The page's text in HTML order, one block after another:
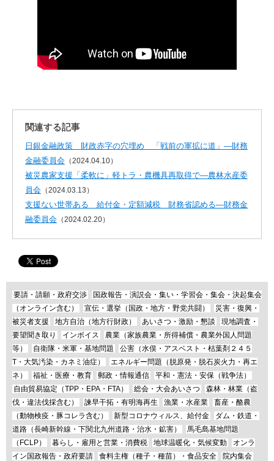
関連する記事
日銀金融政策 財政赤字の穴埋め 「戦前の軍拡に道」―財務
金融委員会 （2024.04.10）
被災農家支援「柔軟に」軽トラ・農機具再取得で―農林水産委
員会 （2024.03.13）
支援ない世帯ある 給付金・定額減税 財務省認める―財務金
融委員会 （2024.02.20）
要請・請願・政府交渉
国政報告・演説会・集い・学習会・集会・決起集会
（オンライン含む）
宣伝・選挙（国政・地方・野党共闘）
災害・復興・
被災者支援
地方自治（地方行財政） あいさつ・激励・懇談
現地調査・
要望聞き取り
インボイス
農業（家族農業・所得補償・農業外国人問題
等）
自衛隊・米軍・基地問題
公害（水俣・アスベスト・枯葉剤２４５
T・大気汚染・カネミ油症）
エネルギー問題（脱原発・脱石炭火力・再エ
ネ）
福祉・医療・教育 郵政・情報通信
平和・憲法・安保（戦争法）
自由貿易協定（TPP・EPA・FTA）
総会・大会あいさつ
森林・林業（盗
伐・違法伐採含む）
諫早干拓・有明海再生 漁業・水産業
畜産・酪農
（動物検疫・豚コレラ含む）
新型コロナウィルス、給付金
ダム・鉄道・
道路（長崎新幹線・下関北九州道路・治水・鉱害）
馬毛島基地問題
（FCLP）
暮らし・雇用と営業・消費税 地球温暖化・気候変動
オンラ
イン国政報告・政府要請
食料主権（種子・種苗）・食品安全
院内集会